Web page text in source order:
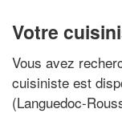
Votre
Vous avez
cuisiniste est
(Languedoc-